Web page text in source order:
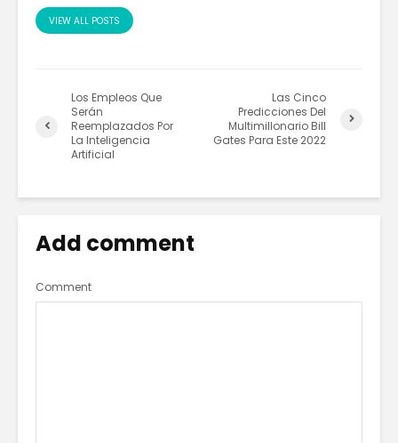
VIEW ALL POSTS
Los Empleos Que
Serán
Reemplazados Por
La Inteligencia
Artificial
Las Cinco
Predicciones Del
Multimillonario Bill
Gates Para Este 2022
Add comment
Comment